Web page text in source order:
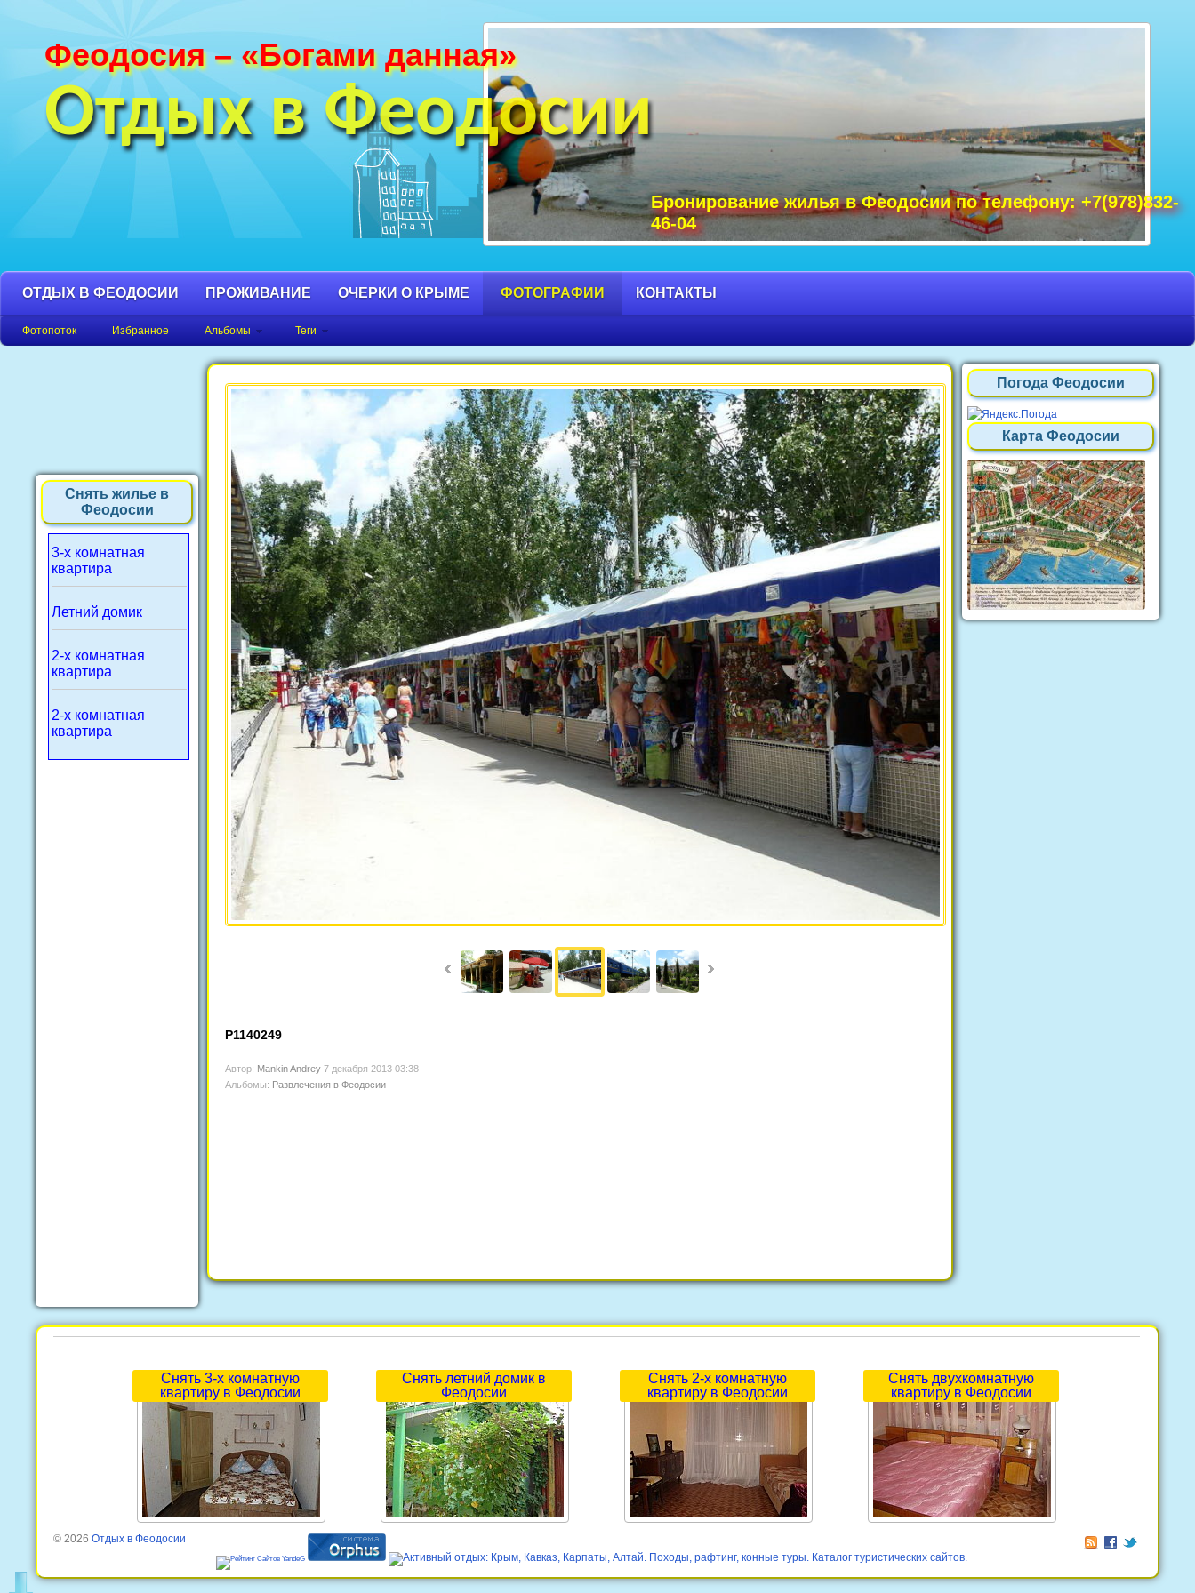
Феодосия – «Богами данная»
Отдых в Феодосии
Бронирование жилья в Феодосии по телефону: +7(978)832-
46-04
Фотографии Феодосии и Крыма. Пляжи Крыма фото, фото горы Крыма, Крым Судак фото, Крым фото Ялта, Крым фото
Феодосия, Орджоникидзе Крым фото, достопримечательности Крыма фото, море Крым фото, фото Нового Света, Крым
фото города, Крым фото Феодосия.
ОТДЫХ В ФЕОДОСИИ ПРОЖИВАНИЕ ОЧЕРКИ О КРЫМЕ ФОТОГРАФИИ КОНТАКТЫ
Фотопоток Избранное Альбомы Теги
Снять жилье в
Феодосии
3-х комнатная
квартира
Летний домик
2-х комнатная
квартира
2-х комнатная
квартира
Погода Феодосии
Карта Феодосии
P1140249
Автор: Mankin Andrey 7 декабря 2013 03:38
Альбомы: Развлечения в Феодосии
Снять 3-х комнатную
квартиру в Феодосии
Снять летний домик в
Феодосии
Снять 2-х комнатную
квартиру в Феодосии
Снять двухкомнатную
квартиру в Феодосии
© 2026 Отдых в Феодосии